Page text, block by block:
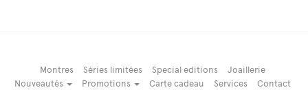
Montres Séries limitées Special editions
Joaillerie
Nouveautés
Promotions Carte cadeau Services Contact